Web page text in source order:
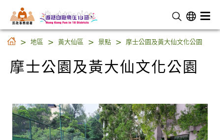
民 政 事 務 總 署
摩士公園及黃大仙文化公園
地區 黃大仙區 景點 摩士公園及黃大仙文化公園
摩士公園及黃大仙文化公園